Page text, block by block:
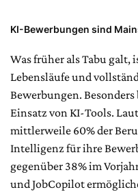
KI-Bewerbungen sind
Was früher als Tabu galt,
Lebensläufe und
Bewerbungen.
Einsatz von KI-Tools.
mittlerweile 60% der
Intelligenz für ihre
gegenüber 38% im
und JobCopilot